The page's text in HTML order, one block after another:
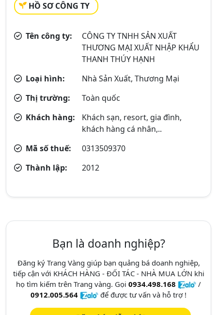
HỒ SƠ CÔNG TY
Tên công ty:
CÔNG TY TNHH SẢN XUẤT
THƯƠNG MẠI XUẤT NHẬP KHẨU
THANH THÚY HẠNH
Loại hình:
Nhà Sản Xuất, Thương Mại
Thị trường:
Toàn quốc
Khách hàng:
Khách sạn, resort, gia đình,
khách hàng cá nhân,..
Mã số thuế:
0313509370
Thành lập:
2012
Bạn là doanh nghiệp?
Đăng ký Trang Vàng giúp bạn quảng bá doanh nghiệp,
tiếp cận với KHÁCH HÀNG - ĐỐI TÁC - NHÀ MUA LỚN khi
họ tìm kiếm trên Trang vàng. Gọi 0934.498.168
/
0912.005.564
để được tư vấn và hỗ trợ !